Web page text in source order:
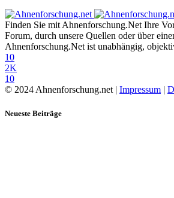
Finden Sie mit Ahnenforschung.Net Ihre
Forum, durch unsere Quellen oder über
Ahnenforschung.Net ist unabhängig,
10
2K
10
© 2024 Ahnenforschung.net | Impressum
Neueste Beiträge